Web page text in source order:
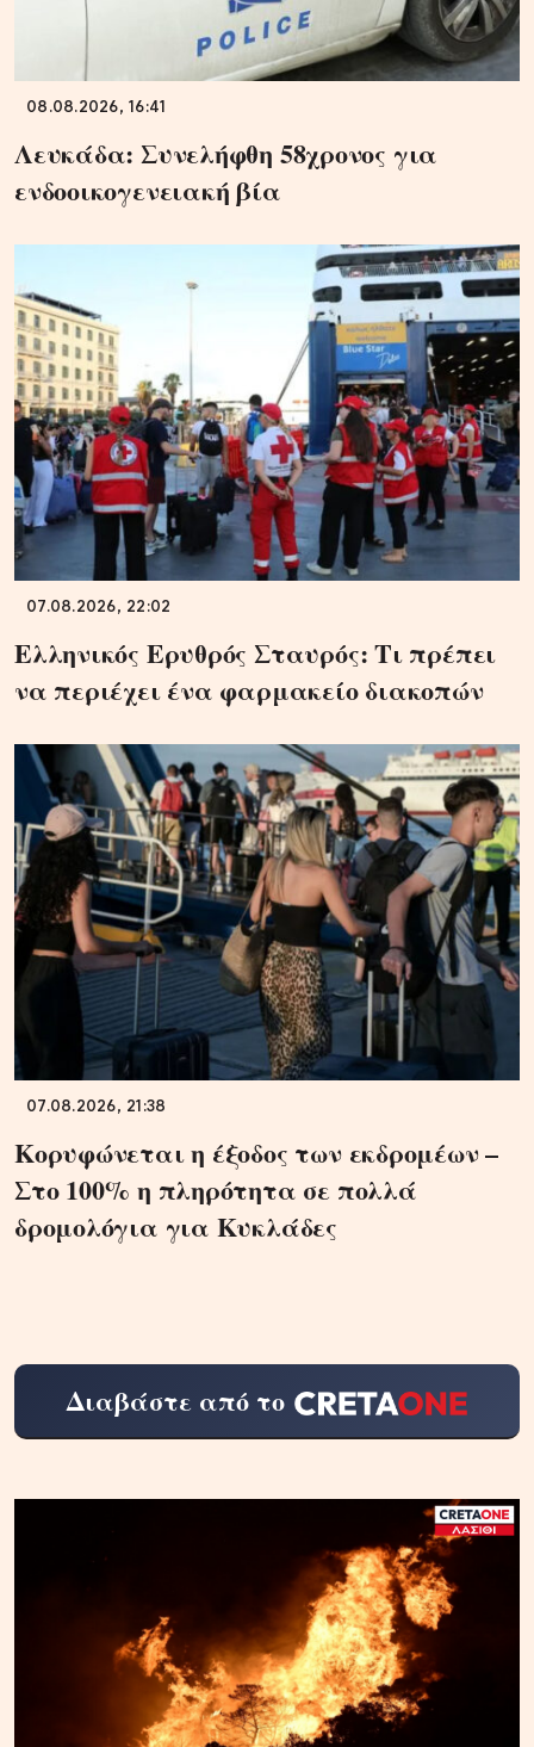
08.08.2026, 16:41
Λευκάδα: Συνελήφθη 58χρονος για
ενδοοικογενειακή βία
07.08.2026, 22:02
Ελληνικός Ερυθρός Σταυρός: Τι πρέπει
να περιέχει ένα φαρμακείο διακοπών
07.08.2026, 21:38
Κορυφώνεται η έξοδος των εκδρομέων –
Στο 100% η πληρότητα σε πολλά
δρομολόγια για Κυκλάδες
Διαβάστε από το